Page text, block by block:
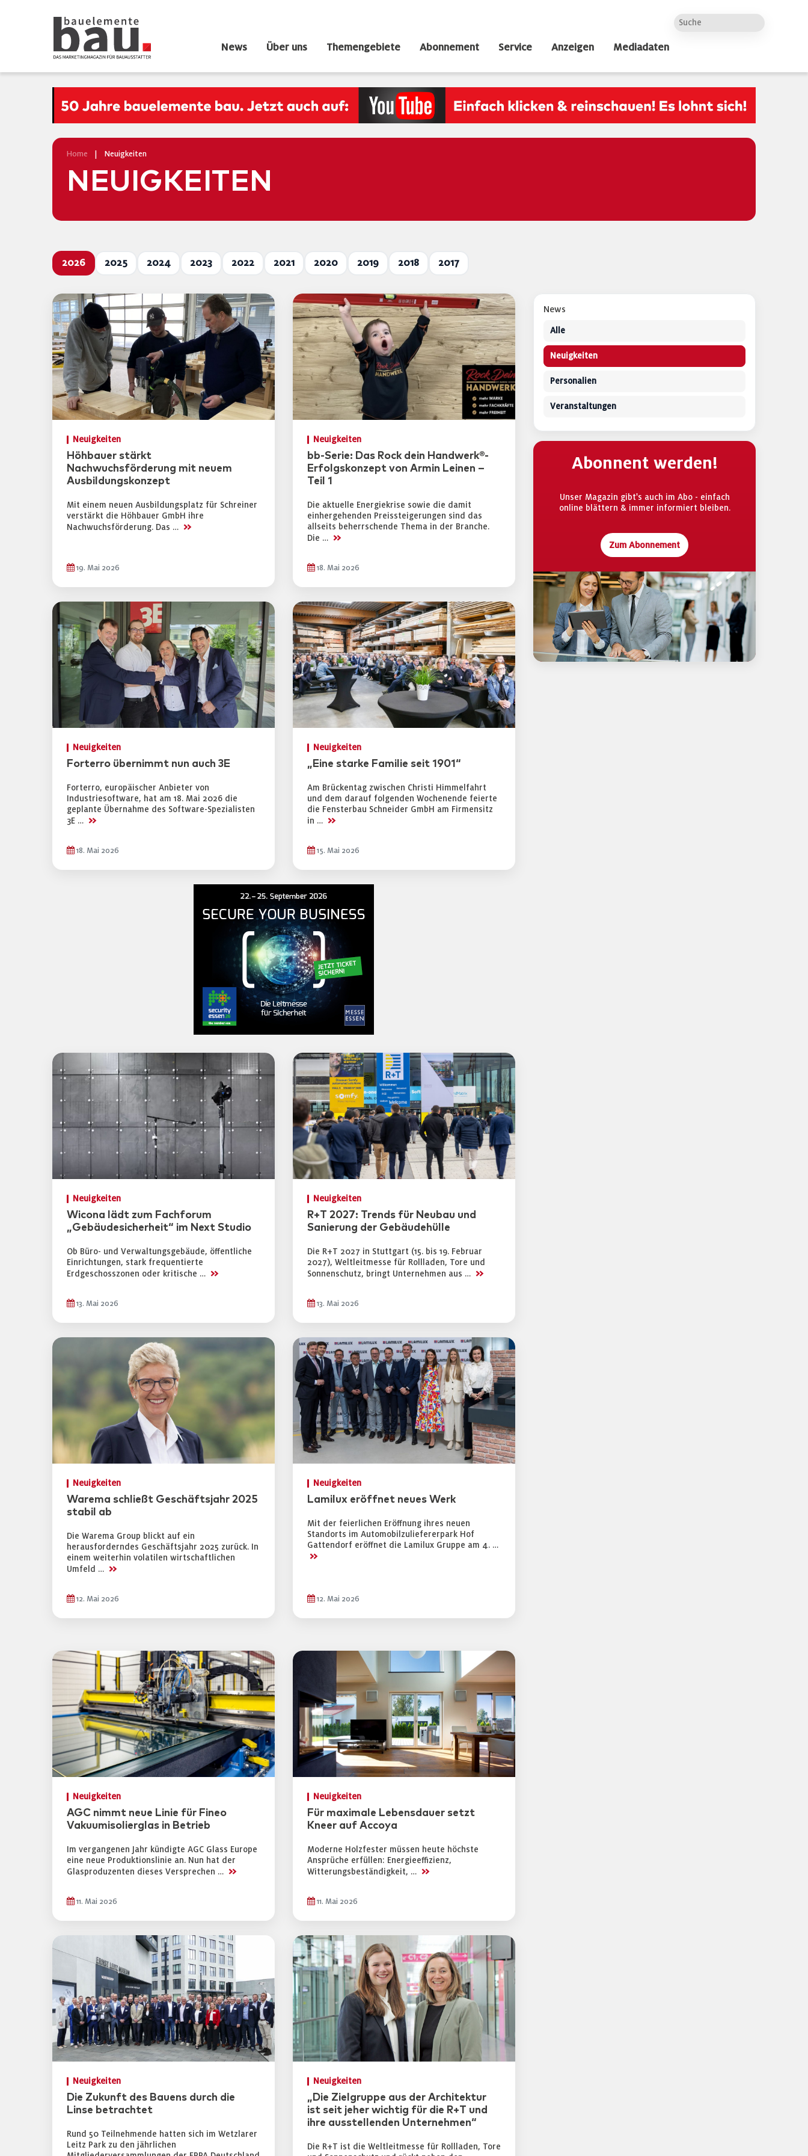
News Über uns Themengebiete Abonnement Service Anzeigen Mediadaten
Home Neuigkeiten
NEUIGKEITEN
2026 2025 2024 2023 2022 2021 2020 2019 2018 2017
Neuigkeiten
Höhbauer stärkt
Nachwuchsförderung mit neuem
Ausbildungskonzept
Mit einem neuen Ausbildungsplatz für Schreiner
verstärkt die Höhbauer GmbH ihre
Nachwuchsförderung. Das … >>
19. Mai 2026
Neuigkeiten
bb-Serie: Das Rock dein Handwerk®-
Erfolgskonzept von Armin Leinen –
Teil 1
Die aktuelle Energiekrise sowie die damit
einhergehenden Preissteigerungen sind das
allseits beherrschende Thema in der Branche.
Die … >>
18. Mai 2026
Neuigkeiten
Forterro übernimmt nun auch 3E
Forterro, europäischer Anbieter von
Industriesoftware, hat am 18. Mai 2026 die
geplante Übernahme des Software-Spezialisten
3E … >>
18. Mai 2026
Neuigkeiten
„Eine starke Familie seit 1901“
Am Brückentag zwischen Christi Himmelfahrt
und dem darauf folgenden Wochenende feierte
die Fensterbau Schneider GmbH am Firmensitz
in … >>
15. Mai 2026
Neuigkeiten
Wicona lädt zum Fachforum
„Gebäudesicherheit“ im Next Studio
Ob Büro- und Verwaltungsgebäude, öffentliche
Einrichtungen, stark frequentierte
Erdgeschosszonen oder kritische … >>
13. Mai 2026
Neuigkeiten
R+T 2027: Trends für Neubau und
Sanierung der Gebäudehülle
Die R+T 2027 in Stuttgart (15. bis 19. Februar
2027), Weltleitmesse für Rollladen, Tore und
Sonnenschutz, bringt Unternehmen aus … >>
13. Mai 2026
Neuigkeiten
Warema schließt Geschäftsjahr 2025
stabil ab
Die Warema Group blickt auf ein
herausforderndes Geschäftsjahr 2025 zurück. In
einem weiterhin volatilen wirtschaftlichen
Umfeld … >>
12. Mai 2026
Neuigkeiten
Lamilux eröffnet neues Werk
Mit der feierlichen Eröffnung ihres neuen
Standorts im Automobilzuliefererpark Hof
Gattendorf eröffnet die Lamilux Gruppe am 4. …
>>
12. Mai 2026
Neuigkeiten
AGC nimmt neue Linie für Fineo
Vakuumisolierglas in Betrieb
Im vergangenen Jahr kündigte AGC Glass Europe
eine neue Produktionslinie an. Nun hat der
Glasproduzenten dieses Versprechen … >>
11. Mai 2026
Neuigkeiten
Für maximale Lebensdauer setzt
Kneer auf Accoya
Moderne Holzfester müssen heute höchste
Ansprüche erfüllen: Energieeffizienz,
Witterungsbeständigkeit, … >>
11. Mai 2026
Neuigkeiten
Die Zukunft des Bauens durch die
Linse betrachtet
Rund 50 Teilnehmende hatten sich im Wetzlarer
Leitz Park zu den jährlichen
Neuigkeiten
„Die Zielgruppe aus der Architektur
ist seit jeher wichtig für die R+T und
ihre ausstellenden Unternehmen“
Die R+T ist die Weltleitmesse für Rollladen, Tore
News
Alle
Neuigkeiten
Personalien
Veranstaltungen
Abonnent werden!
Unser Magazin gibt's auch im Abo - einfach
online blättern & immer informiert bleiben.
Zum Abonnement